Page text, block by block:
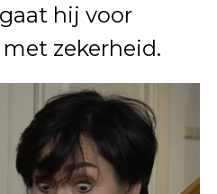
hij voor
met zekerheid.